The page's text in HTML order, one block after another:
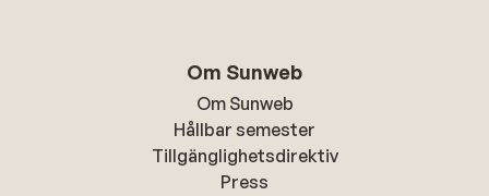
Om Sunweb
Om Sunweb
Hållbar semester
Tillgänglighetsdirektiv
Press